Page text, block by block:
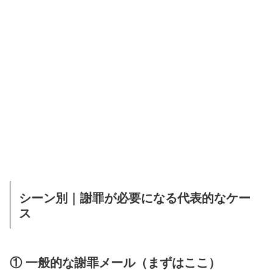
シーン別｜謝罪が必要になる代表的なケー
ス
① 一般的な謝罪メール（まずはここ）